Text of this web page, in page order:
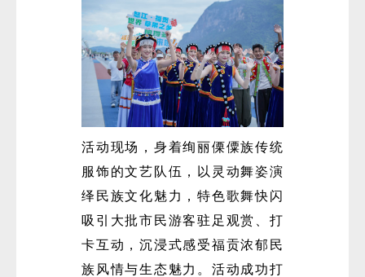
活动现场，身着绚丽傈僳族传统
服饰的文艺队伍，以灵动舞姿演
绎民族文化魅力，特色歌舞快闪
吸引大批市民游客驻足观赏、打
卡互动，沉浸式感受福贡浓郁民
族风情与生态魅力。活动成功打